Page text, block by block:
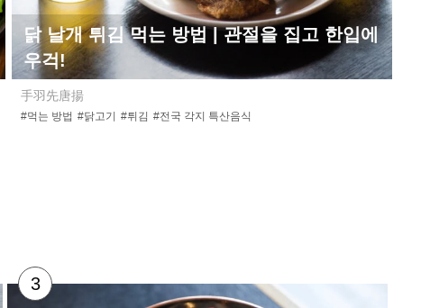
닭 날개 튀김 먹는 방법 | 관절을 집고 한입에
우걱!
手羽先唐揚
#먹는 방법 #닭고기 #튀김 #전국 각지 특산음식